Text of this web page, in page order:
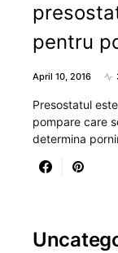
pentru
April 10, 2016
Presostatul
pompare care
determina